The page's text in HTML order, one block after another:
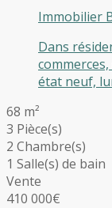
Immobilier
Dans
état neuf,
68 m²
3 Pièce(s)
2 Chambre(s)
1 Salle(s) de bain
Vente
410 000€